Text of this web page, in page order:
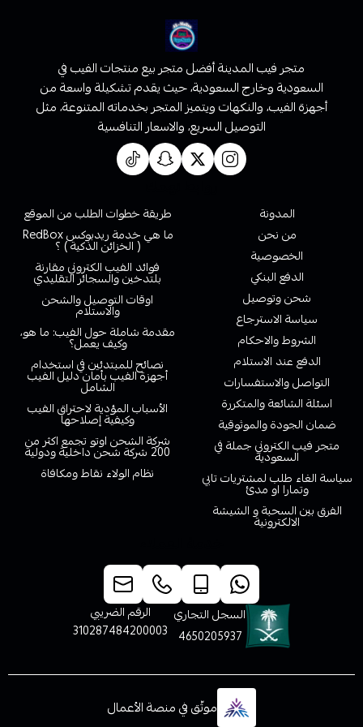
متجر فيب المدينة أفضل متجر بيع منتجات الفيب في
السعودية وخارج السعودية، حيث يقدم تشكيلة واسعة من
أجهزة الفيب، والنكهات ويتميز المتجر بخدماته المتنوعة، مثل
التوصيل السريع، والاسعار التنافسية
المدونة
من نحن
الخصوصية
الدفع البنكي
شحن وتوصيل
سياسة الاسترجاع
الشروط والاحكام
الدفع عند الاستلام
التواصل والاستفسارات
اسئلة الشائعة والمتكررة
ضمان الجودة والموثوقية
متجر فيب الكتروني جملة في
السعودية
سياسة الغاء طلب لمشتريات تابي
وتمارا او مدئ
الفرق بين السحبة و الشيشة
الالكترونية
طريقة خطوات الطلب من الموقع
ما هي خدمة ريدبوكس RedBox
( الخزائن الذكية ) ؟
فوائد الفيب الكتروني مقارنة
بلتدخين والسجائر التقليدي
اوقات التوصيل والشحن
والاستلام
مقدمة شاملة حول الفيب: ما هو،
وكيف يعمل؟
نصائح للمبتدئين في استخدام
أجهزة الفيب بأمان دليل الفيب
الشامل
الأسباب المؤدية لاحتراق الفيب
وكيفية إصلاحها
شركة الشحن اوتو تجمع اكثر من
200 شركة شحن داخلية ودولية
نظام الولاء نقاط ومكافاة
السجل التجاري
4650205937
الرقم الضريبي
310287484200003
موثّق في منصة الأعمال